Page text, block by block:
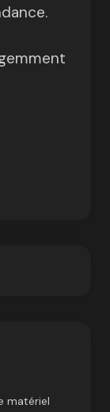
matériel